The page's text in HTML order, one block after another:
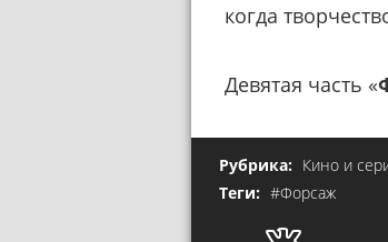
когда
Девятая часть «
Рубрика: Кино и
Теги: #Форсаж